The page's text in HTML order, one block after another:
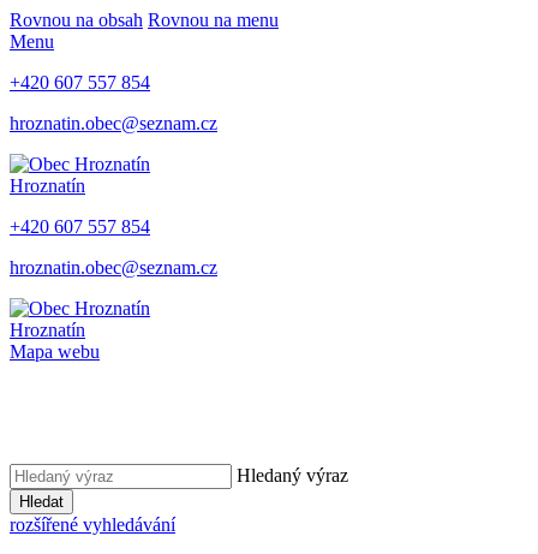
Rovnou na obsah Rovnou na menu
Menu
+420 607 557 854
hroznatin.obec@seznam.cz
Hroznatín
+420 607 557 854
hroznatin.obec@seznam.cz
Hroznatín
Mapa webu
Hledaný výraz
Hledat
rozšířené vyhledávání